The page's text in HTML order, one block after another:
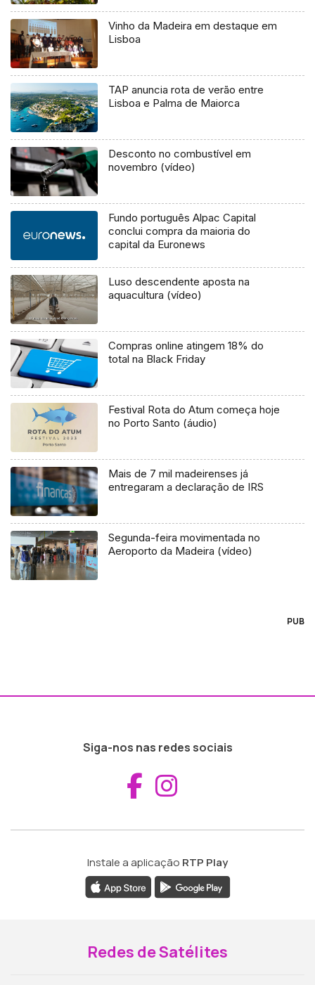
Vinho da Madeira em destaque em
Lisboa
TAP anuncia rota de verão entre
Lisboa e Palma de Maiorca
Desconto no combustível em
novembro (vídeo)
Fundo português Alpac Capital
conclui compra da maioria do
capital da Euronews
Luso descendente aposta na
aquacultura (vídeo)
Compras online atingem 18% do
total na Black Friday
Festival Rota do Atum começa hoje
no Porto Santo (áudio)
Mais de 7 mil madeirenses já
entregaram a declaração de IRS
Segunda-feira movimentada no
Aeroporto da Madeira (vídeo)
PUB
Siga-nos nas redes sociais
Aceder ao
Instale a aplicação RTP Play
Redes de Satélites